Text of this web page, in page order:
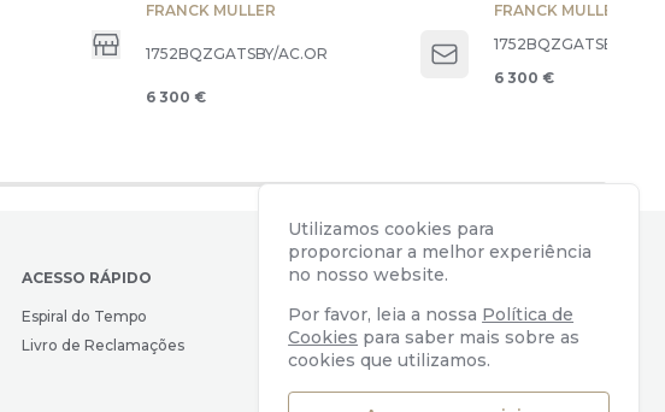
FRANCK MULLER
1752BQZGATSBY/AC.OR
Open menu
6 300 €
FRANCK MULLER
1752BQZGATSBY/
6 300 €
ACESSO RÁPIDO
Espiral do Tempo
Livro de Reclamações
CONTACTOS
Av. Almirante Reis, 39
1169-039 Lisboa, Portugal
Utilizamos cookies para
proporcionar a melhor experiência
no nosso website.
Por favor, leia a nossa Política de
Cookies para saber mais sobre as
cookies que utilizamos.